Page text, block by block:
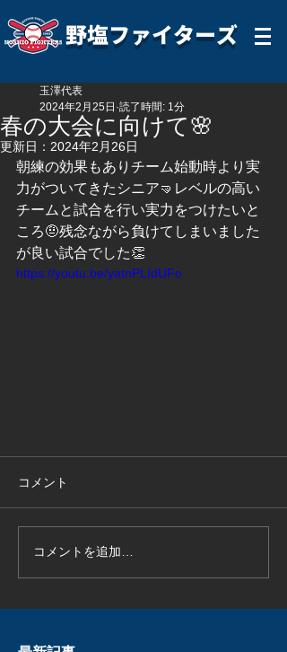
野塩ファイターズ
春の大会に向けて🌸
玉澤代表
2024年2月25日 読了時間: 1分
更新日： 2024年2月26日
朝練の効果もありチーム始動時より実
力がついてきたシニア🤜レベルの高い
チームと試合を行い実力をつけたいと
ころ🤨残念ながら負けてしまいました
が良い試合でした👏
https://youtu.be/yatnPLIdUFo
コメント
コメントを追加…